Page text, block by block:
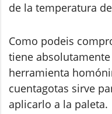
de la temperatura
Como podeis
tiene
herramienta
cuentagotas sirve
aplicarlo a la paleta.